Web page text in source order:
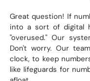
Great question! If
into a sort of digital
"overused." Our
Don't worry. Our
clock, to keep
like lifeguards for